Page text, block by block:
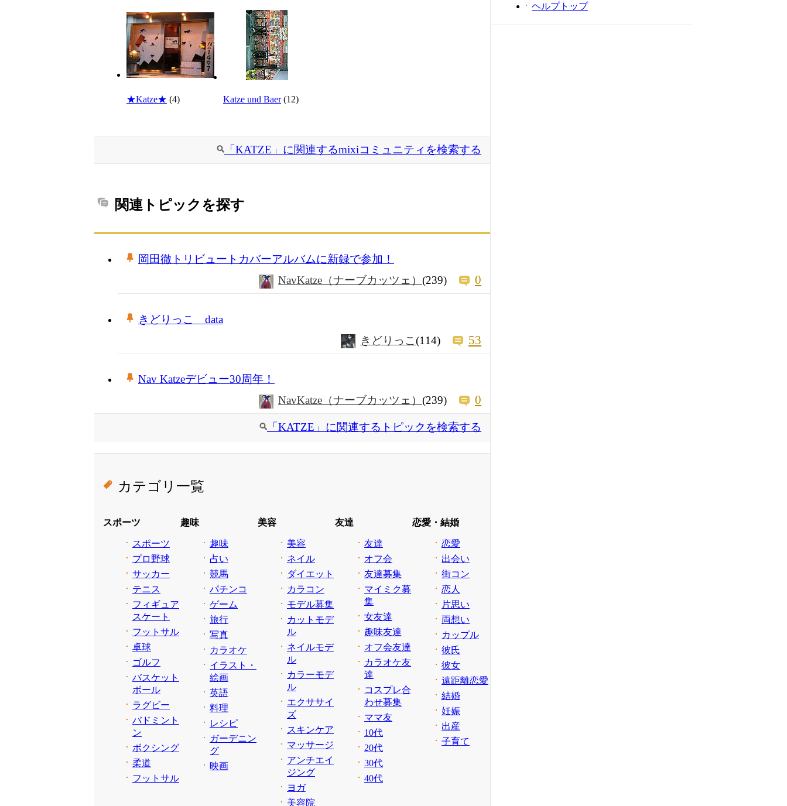
★Katze★ (4) Katze und Baer(12)
「KATZE」に関連するmixiコミュニティを検索する
関連トピックを探す
岡田徹トリビュートカバーアルバムに新録で参加！
NavKatze（ナーブカッツェ） (239) 0
きどりっこ data
きどりっこ (114) 53
Nav Katzeデビュー30周年！
NavKatze（ナーブカッツェ） (239) 0
「KATZE」に関連するトピックを検索する
カテゴリ一覧
スポーツ
スポーツ
プロ野球
サッカー
テニス
フィギュア
スケート
フットサル
卓球
ゴルフ
バスケット
ボール
ラグビー
バドミント
ン
ボクシング
柔道
フットサル
趣味
趣味
占い
競馬
パチンコ
ゲーム
旅行
写真
カラオケ
イラスト・
絵画
英語
料理
レシピ
ガーデニン
グ
映画
美容
美容
ネイル
ダイエット
カラコン
モデル募集
カットモデ
ル
ネイルモデ
ル
カラーモデ
ル
エクササイ
ズ
スキンケア
マッサージ
アンチエイ
ジング
ヨガ
美容院
友達
友達
オフ会
友達募集
マイミク募
集
女友達
趣味友達
オフ会友達
カラオケ友
達
コスプレ合
わせ募集
ママ友
10代
20代
30代
40代
恋愛・結婚
恋愛
出会い
街コン
恋人
片思い
両想い
カップル
彼氏
彼女
遠距離恋愛
結婚
妊娠
出産
子育て
ヘルプトップ